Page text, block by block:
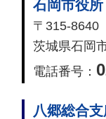
石岡市役所
〒315-8640
茨城県石岡
電話番号：
八郷総合